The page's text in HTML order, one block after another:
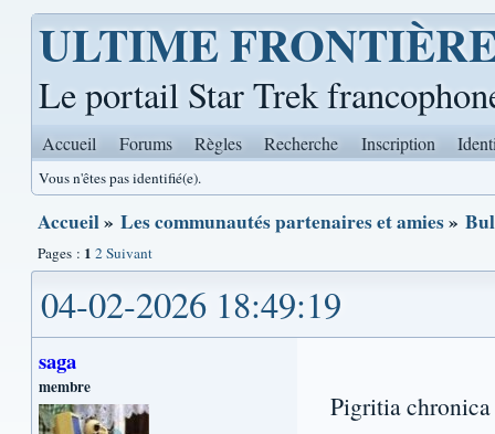
ULTIME
Le portail Star Trek
Accueil Forums Règles Recherche Inscription
Vous n'êtes pas identifié(e).
Accueil» Les communautés partenaires et amies»
Pages : 1 2Suivant
04-02-2026 18:49:19
saga
membre
Pigritia chronica